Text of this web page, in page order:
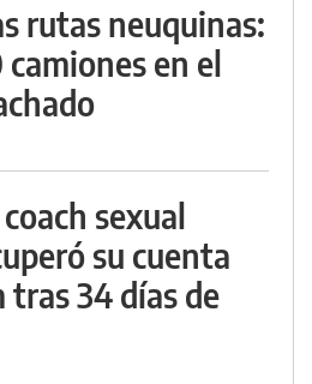
rutas neuquinas:
en el
sexual
su cuenta
tras 34 días de